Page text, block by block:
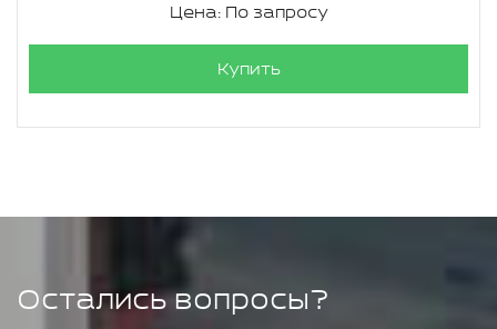
Цена: По запросу
Купить
Остались вопросы?